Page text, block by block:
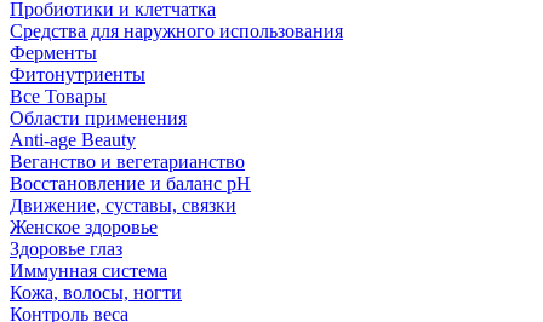
Пробиотики и клетчатка
Средства для наружного использования
Ферменты
Фитонутриенты
Все Товары
Области применения
Anti-age Beauty
Веганство и вегетарианство
Восстановление и баланс pH
Движение, суставы, связки
Женское здоровье
Здоровье глаз
Иммунная система
Кожа, волосы, ногти
Контроль веса